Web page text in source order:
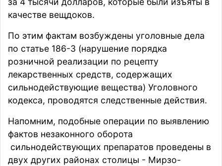
качестве вещдоков.
По этим фактам возбуждены уголовные дела
по статье 186-3 (нарушение порядка
розничной реализации по рецепту
лекарственных средств, содержащих
сильнодействующие вещества) Уголовного
кодекса, проводятся следственные действия.
Напомним, подобные операции по выявлению
фактов незаконного оборота
сильнодействующих препаратов проведены в
двух других районах столицы - Мирзо-